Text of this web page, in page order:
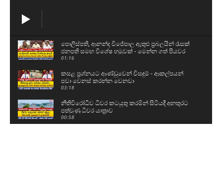
පොලිස්පති, ආනන්ද විජේපාල ඇතුළු ප්‍රබලයින් රැසක්
ජනපති සමඟ විශේෂ හමුවක් - මෙන්න ගත් පියවර
01:16
කසළ ප්‍රශ්නයට ආණ්ඩුවෙන් විසඳුම් - ආකල්පයන්
පවා වෙනස් කරන්න වෙනවා
03:18
නීතිවිරෝධීව ධීවර කටයුතු කරමින් සිටියදී අනතුරට
පත්වුණු ධීවර යාත්‍රාව
00:58